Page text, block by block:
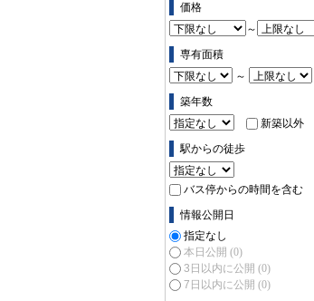
価格
～
専有面積
～
築年数
新築以外
駅からの徒歩
バス停からの時間を含む
情報公開日
指定なし
本日公開 (0)
3日以内に公開 (0)
7日以内に公開 (0)